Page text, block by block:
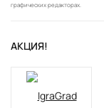
графических редакторах.
АКЦИЯ!